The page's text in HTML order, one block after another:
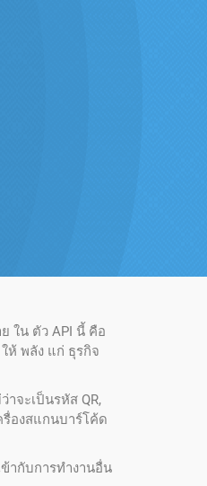
ใน ตัว API นี้ คือ
ห้ พลัง แก่ ธุรกิจ
จะเป็นรหัส QR,
รื่องสแกนบาร์โค้ด
ากับการทํางานอื่น